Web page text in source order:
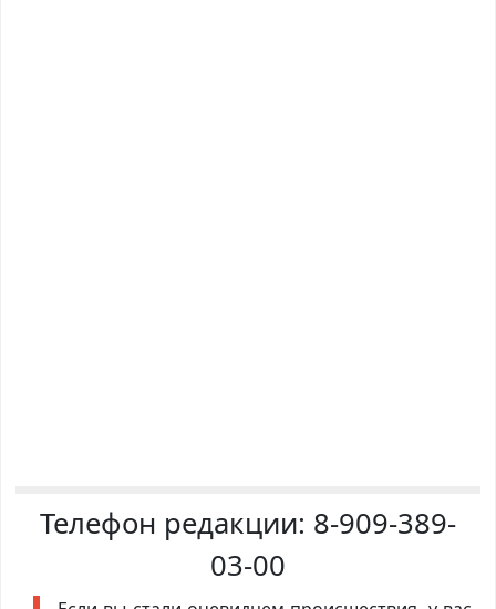
Телефон редакции: 8-909-389-
03-00